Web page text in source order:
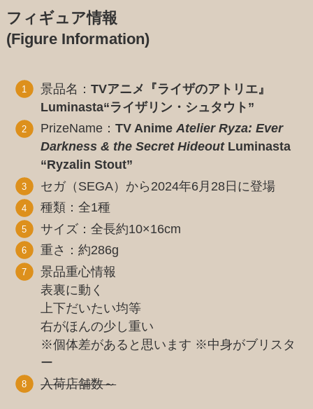
フィギュア情報
(Figure Information)
景品名：TVアニメ『ライザのアトリエ』
Luminasta“ライザリン・シュタウト”
PrizeName：TV AnimeAtelier Ryza: Ever
Darkness & the Secret HideoutLuminasta
“Ryzalin Stout”
セガ（SEGA）から2024年6月28日に登場
種類：全1種
サイズ：全長約10×16cm
重さ：約286g
景品重心情報
表裏に動く
上下だいたい均等
右がほんの少し重い
※個体差があると思います ※中身がブリスタ
ー
入荷店舗数～